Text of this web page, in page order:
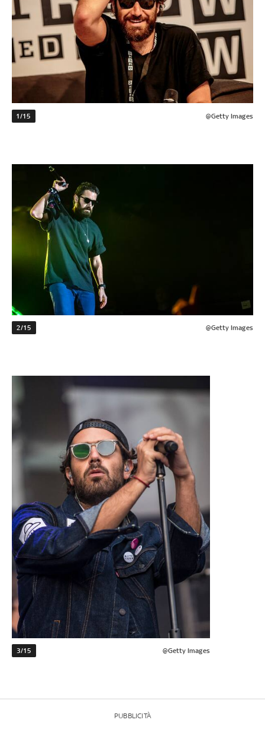
1/15 @Getty Images
2/15 @Getty Images
3/15 @Getty Images
PUBBLICITÀ